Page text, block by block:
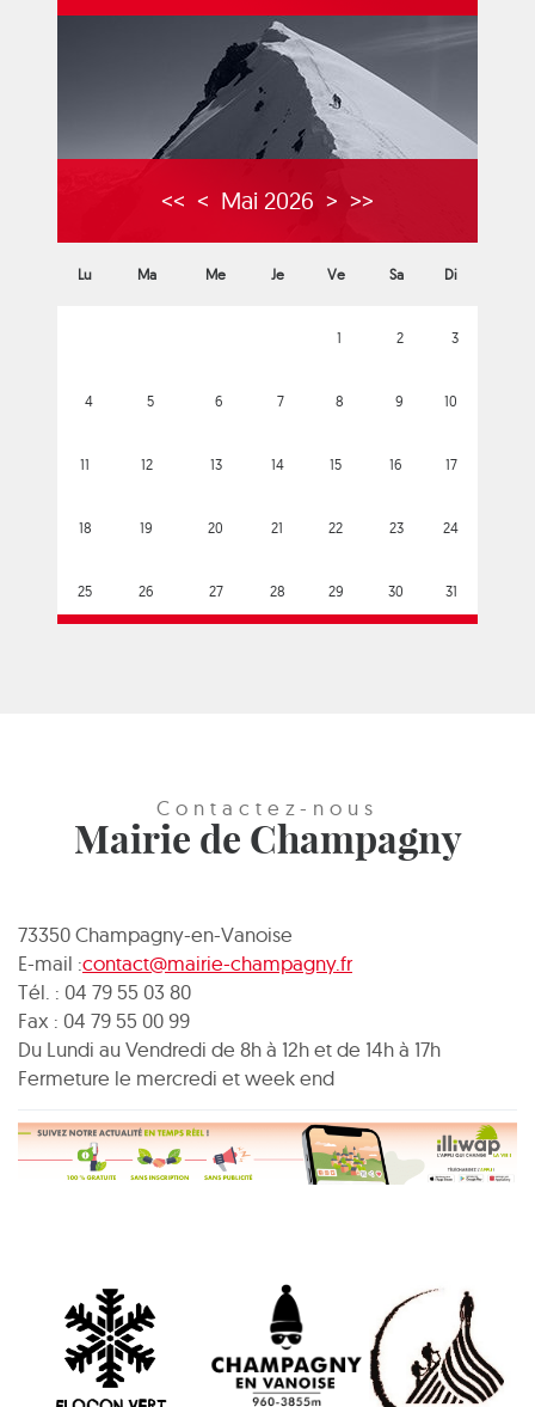
<< < Mai 2026 > >>
Lu Ma Me Je Ve Sa Di
1 2 3
4 5 6 7 8 9 10
11 12 13 14 15 16 17
18 19 20 21 22 23 24
25 26 27 28 29 30 31
Contactez-nous
Mairie de Champagny
73350 Champagny-en-Vanoise
E-mail :contact@mairie-champagny.fr
Tél. : 04 79 55 03 80
Fax : 04 79 55 00 99
Du Lundi au Vendredi de 8h à 12h et de 14h à 17h
Fermeture le mercredi et week end